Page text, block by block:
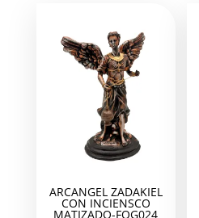
ARCANGEL ZADAKIEL
CON INCIENSCO
MATIZADO-FOG024